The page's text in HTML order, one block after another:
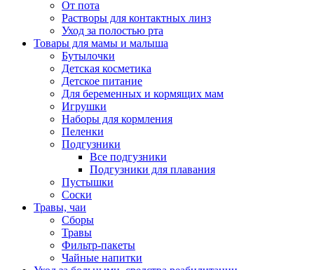
От пота
Растворы для контактных линз
Уход за полостью рта
Товары для мамы и малыша
Бутылочки
Детская косметика
Детское питание
Для беременных и кормящих мам
Игрушки
Наборы для кормления
Пеленки
Подгузники
Все подгузники
Подгузники для плавания
Пустышки
Соски
Травы, чаи
Сборы
Травы
Фильтр-пакеты
Чайные напитки